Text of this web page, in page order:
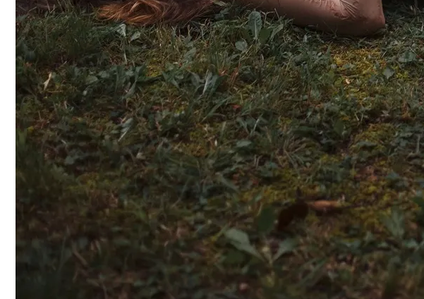
Электромобиль Xiaomi: Внешность Уже Известна, Имя –
Почему Тухнет Свеча На Отпевании Покойника, И Как